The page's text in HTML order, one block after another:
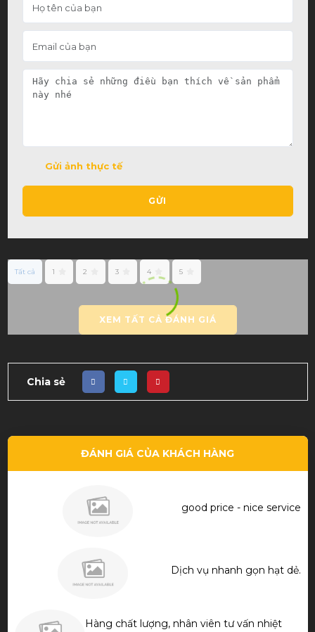
Gửi ảnh thực tế
GỬI
Tất cả 1 2 3 4 5
XEM TẤT CẢ ĐÁNH GIÁ
Chia sẻ
ĐÁNH GIÁ CỦA KHÁCH HÀNG
good price - nice service
Dịch vụ nhanh gọn hạt dẻ.
Hàng chất lượng, nhân viên tư vấn nhiệt